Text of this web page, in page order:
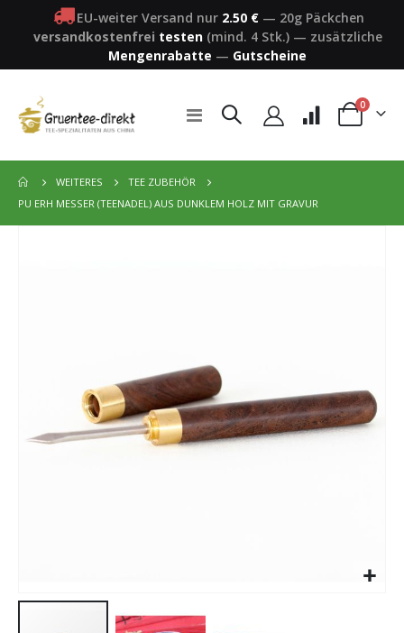
EU-weiter Versand nur 2.50 € — 20g Päckchen
versandkostenfrei testen(mind. 4 Stk.)— zusätzliche
Mengenrabatte — Gutscheine
Navigation
umschalten
Warenkorb
0Artikel
WEITERES
TEE ZUBEHÖR
PU ERH MESSER (TEENADEL) AUS DUNKLEM HOLZ MIT GRAVUR